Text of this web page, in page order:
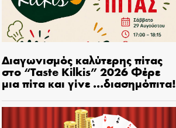
Διαγωνισμός καλύτερης πίτας
στο “Taste Kilkis” 2026 Φέρε
μια πίτα και γίνε …διασημόπιτα!